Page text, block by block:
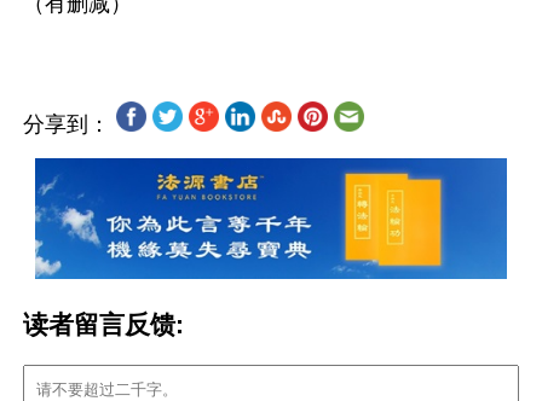
分享到：
读者留言反馈: